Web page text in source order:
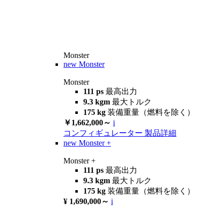
Monster
new Monster
Monster
111 ps 最高出力
9.3 kgm 最大トルク
175 kg 装備重量（燃料を除く）
￥1,662,000～ i
コンフィギュレーター 製品詳細
new Monster +
Monster +
111 ps 最高出力
9.3 kgm 最大トルク
175 kg 装備重量（燃料を除く）
¥ 1,690,000～ i